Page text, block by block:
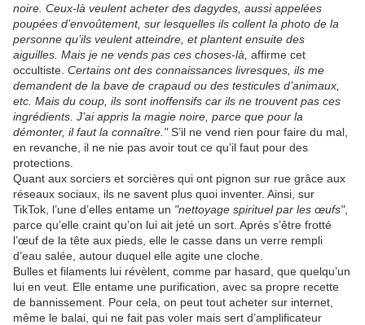
noire. Ceux-là veulent acheter des dagydes, aussi appelées
poupées d’envoûtement, sur lesquelles ils collent la photo de la
personne qu’ils veulent atteindre, et plantent ensuite des
aiguilles. Mais je ne vends pas ces choses-là, affirme cet
occultiste. Certains ont des connaissances livresques, ils me
demandent de la bave de crapaud ou des testicules d’animaux,
etc. Mais du coup, ils sont inoffensifs car ils ne trouvent pas ces
ingrédients. J’ai appris la magie noire, parce que pour la
démonter, il faut la connaître."S’il ne vend rien pour faire du mal,
en revanche, il ne nie pas avoir tout ce qu’il faut pour des
protections.
Quant aux sorciers et sorcières qui ont pignon sur rue grâce aux
réseaux sociaux, ils ne savent plus quoi inventer. Ainsi, sur
TikTok, l’une d’elles entame un "nettoyage spirituel par les œufs",
parce qu’elle craint qu’on lui ait jeté un sort. Après s’être frotté
l’œuf de la tête aux pieds, elle le casse dans un verre rempli
d’eau salée, autour duquel elle agite une cloche.
Bulles et filaments lui révèlent, comme par hasard, que quelqu’un
lui en veut. Elle entame une purification, avec sa propre recette
de bannissement. Pour cela, on peut tout acheter sur internet,
même le balai, qui ne fait pas voler mais sert d’amplificateur